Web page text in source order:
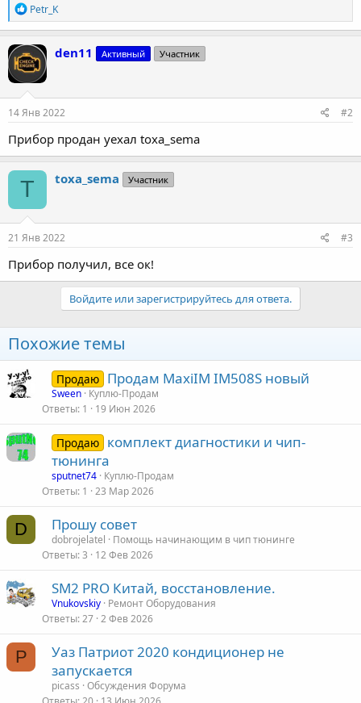
Р
е
а
к
ц
и
и
:
Petr_K
den11 Активный Участник
14 Янв 2022 #2
Прибор продан уехал toxa_sema
T toxa_sema Участник
21 Янв 2022 #3
Прибор получил, все ок!
Войдите или зарегистрируйтесь для ответа.
Похожие темы
Продаю Продам MaxiIM IM508S новый
Sween Куплю-Продам
Ответы 1 19 Июн 2026
Продаю комплект диагностики и чип-
тюнинга
sputnet74 Куплю-Продам
Ответы 1 23 Мар 2026
D Прошу совет
dobrojelatel
Помощь начинающим в чип тюнинге
Ответы 3 12 Фев 2026
SM2 PRO Китай, восстановление.
Vnukovskiy Ремонт Оборудования
Ответы 27 2 Фев 2026
P
Уаз Патриот 2020 кондиционер не
запускается
picass Обсуждения Форума